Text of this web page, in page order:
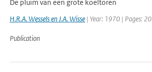
De pluim van een grote koeltoren
H.R.A. Wessels en J.A. Wisse | Year: 1970 | Pages: 20
Publication